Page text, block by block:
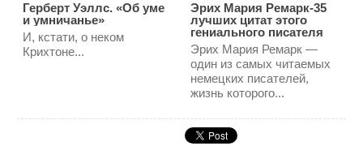
Герберт Уэллс. «Об уме
и умничанье»
И, кстати, о неком
Крихтоне...
Эрих Мария Ремарк-35
лучших цитат этого
гениального писателя
Эрих Мария Ремарк —
один из самых читаемых
немецких писателей,
жизнь которого...